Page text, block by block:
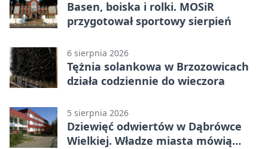
Basen, boiska i rolki. MOSiR
przygotował sportowy sierpień
6 sierpnia 2026
Tężnia solankowa w Brzozowicach
działa codziennie do wieczora
5 sierpnia 2026
Dziewięć odwiertów w Dąbrówce
Wielkiej. Władze miasta mówią